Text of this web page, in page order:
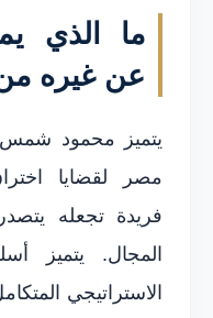
ما الذي
عن غيره
يتميز محمود
مصر لقضايا
فريدة تجعله
المجال. يتميز
الاستراتيجي